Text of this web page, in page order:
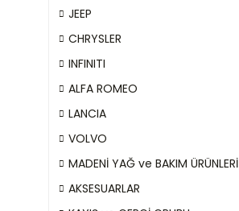
JEEP
CHRYSLER
INFINITI
ALFA ROMEO
LANCIA
VOLVO
MADENİ YAĞ ve BAKIM ÜRÜNLERİ
AKSESUARLAR